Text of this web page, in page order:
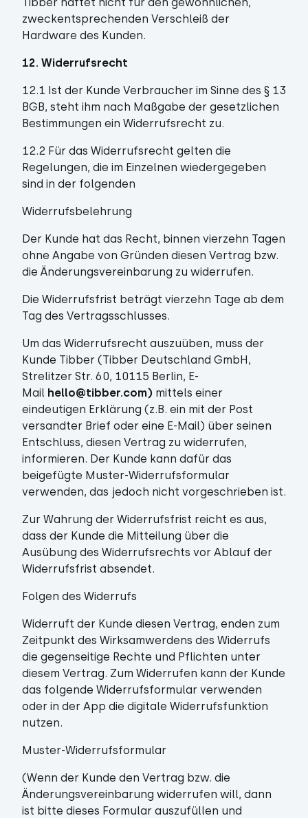
zweckentsprechenden Verschleiß der
Hardware des Kunden.
12. Widerrufsrecht
12.1 Ist der Kunde Verbraucher im Sinne des § 13
BGB, steht ihm nach Maßgabe der gesetzlichen
Bestimmungen ein Widerrufsrecht zu.
12.2 Für das Widerrufsrecht gelten die
Regelungen, die im Einzelnen wiedergegeben
sind in der folgenden
Widerrufsbelehrung
Der Kunde hat das Recht, binnen vierzehn Tagen
ohne Angabe von Gründen diesen Vertrag bzw.
die Änderungsvereinbarung zu widerrufen.
Die Widerrufsfrist beträgt vierzehn Tage ab dem
Tag des Vertragsschlusses.
Um das Widerrufsrecht auszuüben, muss der
Kunde Tibber (Tibber Deutschland GmbH,
Strelitzer Str. 60, 10115 Berlin, E-
Mail hello@tibber.com) mittels einer
eindeutigen Erklärung (z.B. ein mit der Post
versandter Brief oder eine E-Mail) über seinen
Entschluss, diesen Vertrag zu widerrufen,
informieren. Der Kunde kann dafür das
beigefügte Muster-Widerrufsformular
verwenden, das jedoch nicht vorgeschrieben ist.
Zur Wahrung der Widerrufsfrist reicht es aus,
dass der Kunde die Mitteilung über die
Ausübung des Widerrufsrechts vor Ablauf der
Widerrufsfrist absendet.
Folgen des Widerrufs
Widerruft der Kunde diesen Vertrag, enden zum
Zeitpunkt des Wirksamwerdens des Widerrufs
die gegenseitige Rechte und Pflichten unter
diesem Vertrag. Zum Widerrufen kann der Kunde
das folgende Widerrufsformular verwenden
oder in der App die digitale Widerrufsfunktion
nutzen.
Muster-Widerrufsformular
(Wenn der Kunde den Vertrag bzw. die
Änderungsvereinbarung widerrufen will, dann
ist bitte dieses Formular auszufüllen und